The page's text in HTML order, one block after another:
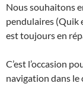
Nous souhaitons
pendulaires (Quik
est toujours en
C’est l’occasion
navigation dans